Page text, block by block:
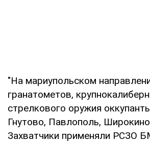
"На мариупольском
гранатометов,
стрелкового оружия
Гнутово, Павлополь,
Захватчики применяли РСЗО